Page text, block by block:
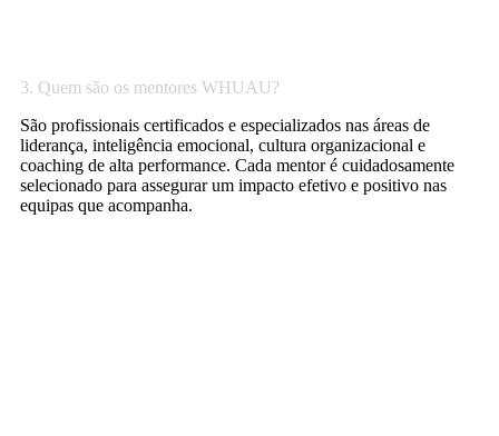
3. Quem são os mentores WHUAU?
São profissionais certificados e especializados nas áreas de
liderança, inteligência emocional, cultura organizacional e
coaching de alta performance. Cada mentor é cuidadosamente
selecionado para assegurar um impacto efetivo e positivo nas
equipas que acompanha.